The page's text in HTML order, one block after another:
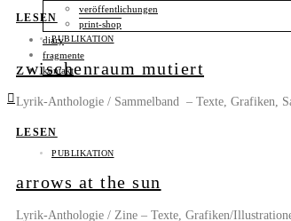
veröffentlichungen
print-shop
diary
fragmente
kontakt
LESEN
PUBLIKATION
zwischenraum mutiert
Lyrik-Anthologie / Sammelband – Texte, Grafiken,
LESEN
PUBLIKATION
arrows at the sun
Lyrik-Anthologie / Zine – Texte, Grafiken/